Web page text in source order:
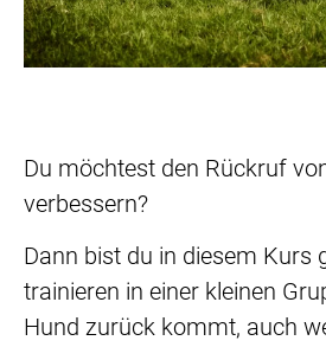
Du möchtest den Rückruf
verbessern?
Dann bist du in diesem Kurs
trainieren in einer kleinen
Hund zurück kommt, auch